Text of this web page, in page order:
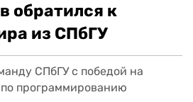
обратился к
из СПбГУ
СПбГУ с победой на
программированию